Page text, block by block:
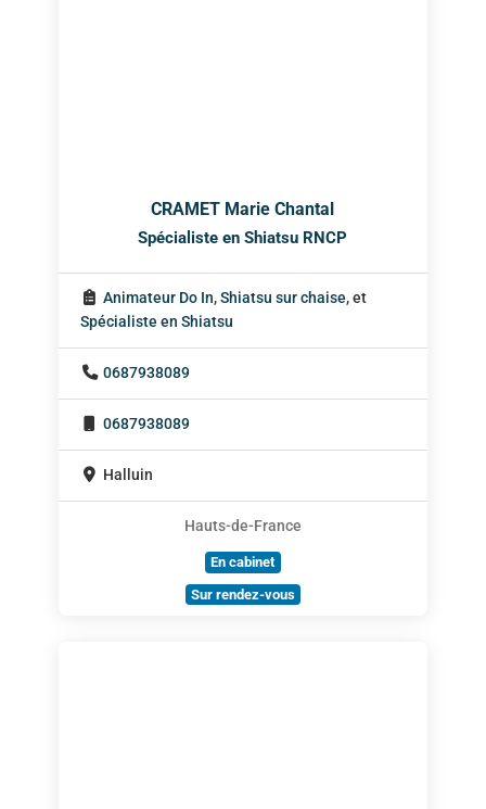
CRAMET Marie Chantal
Spécialiste en Shiatsu RNCP
Animateur Do In,Shiatsu sur chaise, et
Spécialiste en Shiatsu
0687938089
0687938089
Halluin
Hauts-de-France
En cabinet
Sur rendez-vous